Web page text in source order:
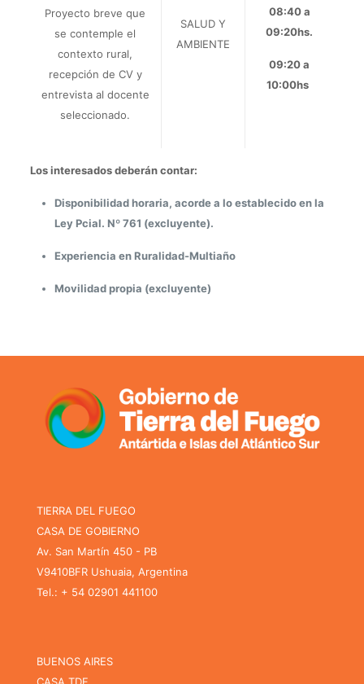
Proyecto breveque
se contemple el
contexto rural,
recepción de CV y
entrevista al docente
seleccionado.
SALUD Y
AMBIENTE
08:40 a
09:20hs.
09:20 a
10:00hs
Los interesados deberán contar:
Disponibilidad horaria, acorde a lo establecido en la
Ley Pcial. Nº 761 (excluyente).
Experiencia en Ruralidad-Multiaño
Movilidad propia (excluyente)
TIERRA DEL FUEGO
CASA DE GOBIERNO
Av. San Martín 450 - PB
V9410BFR Ushuaia, Argentina
Tel.: + 54 02901 441100
BUENOS AIRES
CASA TDF